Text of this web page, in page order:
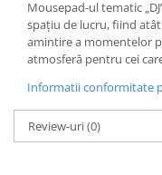
Mousepad-ul tematic
spațiu de lucru, fiind
amintire a momentelor
atmosferă pentru cei
Informatii conformitate
Review-uri(0)